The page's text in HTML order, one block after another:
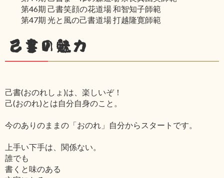
第46期 己書笑顔の花道場 和智知子師範
第47期 光と風の己書道場 打越隆寛師範
己書の魅力
己書(おのれしょ)は、楽しいぞ！
己(おのれ)とは自分自身のこと。
今のありのままの「おのれ」自分からスタートです。
上手い下手は、関係ない。
誰でも
書くと味のある